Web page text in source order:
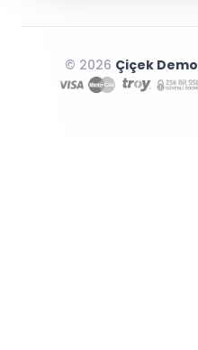
© 2026 Çiçek Demo